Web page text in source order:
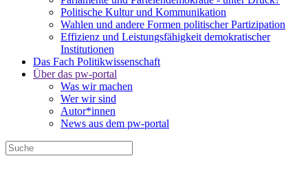
Politische Kultur und Kommunikation
Wahlen und andere Formen politischer Partizipation
Effizienz und Leistungsfähigkeit demokratischer
Institutionen
Das Fach Politikwissenschaft
Über das pw-portal
Was wir machen
Wer wir sind
Autor*innen
News aus dem pw-portal